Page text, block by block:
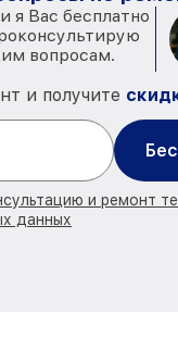
я Вас бесплатно
вопросам.
и получите
и ремонт
данных